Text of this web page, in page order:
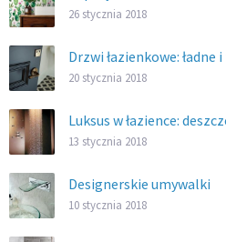
26 stycznia 2018
Drzwi łazienkowe: ładne
20 stycznia 2018
Luksus w łazience:
13 stycznia 2018
Designerskie umywalki
10 stycznia 2018